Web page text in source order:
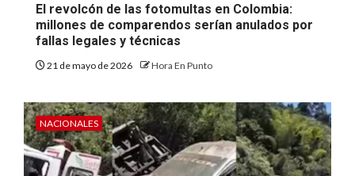
El revolcón de las fotomultas en Colombia:
millones de comparendos serían anulados por
fallas legales y técnicas
21 de mayo de 2026 Hora En Punto
NACIONALES